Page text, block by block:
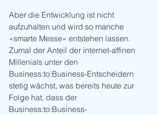
Aber die Entwicklung ist nicht
aufzuhalten und wird so manche
«smarte Messe» entstehen lassen.
Zumal der Anteil der internet-affinen
Millenials unter den
Business:to:Business-Entscheidern
stetig wächst, was bereits heute zur
Folge hat, dass der
Business:to:Business-